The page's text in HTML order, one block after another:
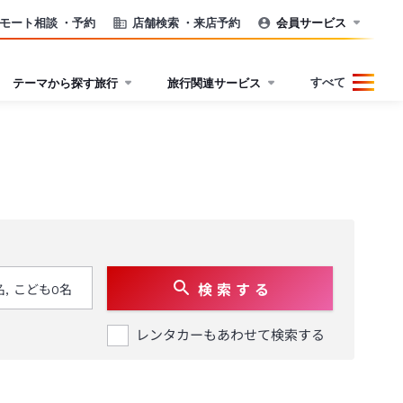
ート相談 ・予約 店舗検索 ・来店予約 会員サービス
テーマから探す旅行 旅行関連サービス すべて
検 索 す る
レンタカーもあわせて検索する